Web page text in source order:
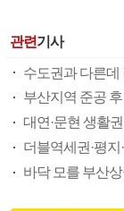
관련기사
수도권과 다른데
부산지역 준공
더블역세권·평지
바닥 모를 부산